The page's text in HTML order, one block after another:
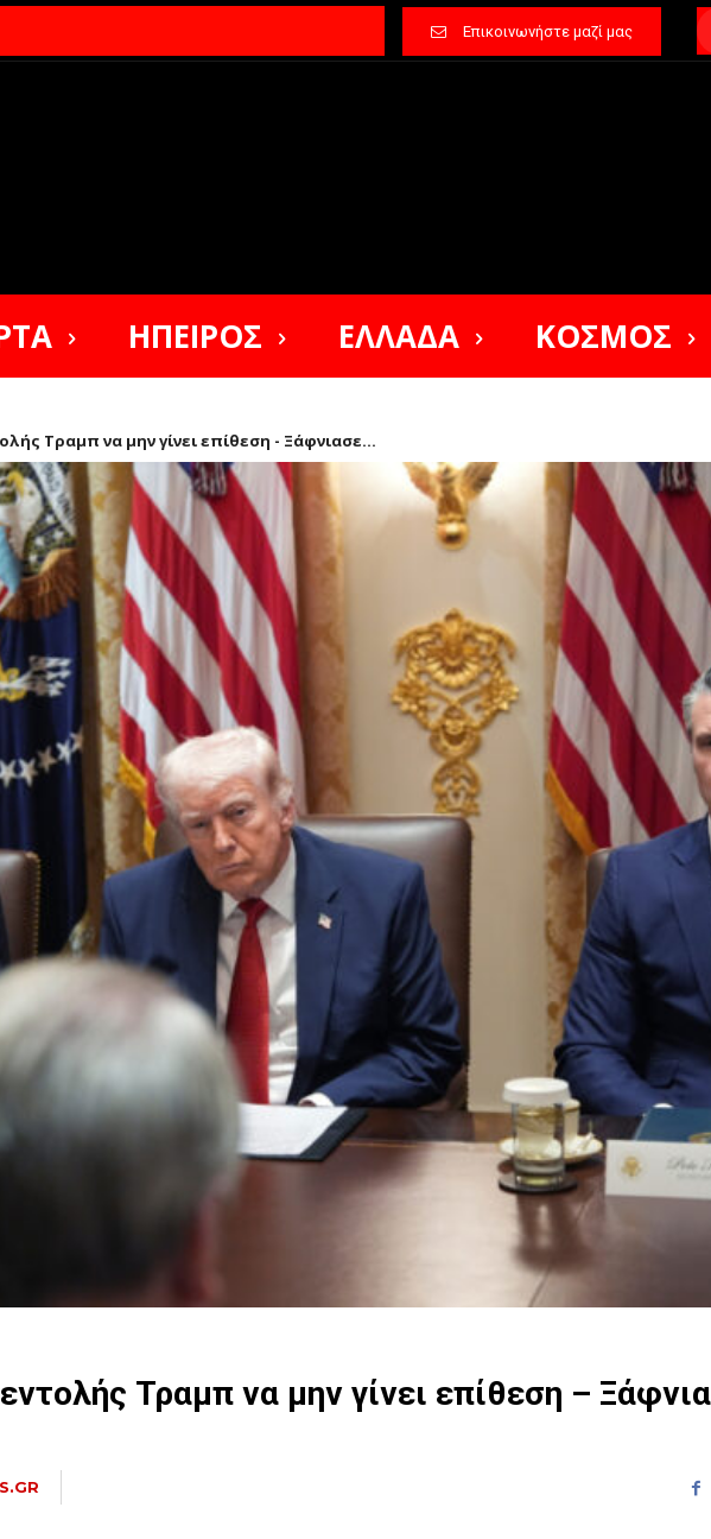
Επικοινωνήστε μαζί μας
ΗΠΕΙΡΟΣ ΕΛΛΑΔΑ ΚΟΣΜΟΣ
Τραμπ να μην γίνει επίθεση - Ξάφνιασε...
Τραμπ να μην γίνει επίθεση –